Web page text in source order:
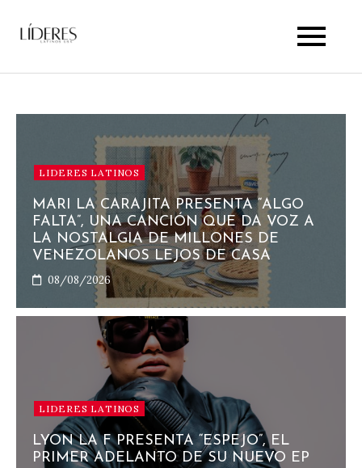
LIDERES LATINOS
MARI LA CARAJITA PRESENTA “ALGO
FALTA”, UNA CANCIÓN QUE DA VOZ A
LA NOSTALGIA DE MILLONES DE
VENEZOLANOS LEJOS DE CASA
08/08/2026
LIDERES LATINOS
LYON LA F PRESENTA “ESPEJO”, EL
PRIMER ADELANTO DE SU NUEVO EP